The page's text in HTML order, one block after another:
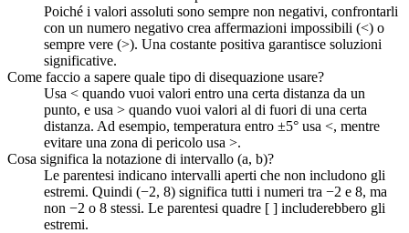
Poiché i valori assoluti sono sempre non negativi, confrontarli
con un numero negativo crea affermazioni impossibili (<) o
sempre vere (>). Una costante positiva garantisce soluzioni
significative.
Come faccio a sapere quale tipo di disequazione usare?
Usa < quando vuoi valori entro una certa distanza da un
punto, e usa > quando vuoi valori al di fuori di una certa
distanza. Ad esempio, temperatura entro ±5° usa <, mentre
evitare una zona di pericolo usa >.
Cosa significa la notazione di intervallo (a, b)?
Le parentesi indicano intervalli aperti che non includono gli
estremi. Quindi (−2, 8) significa tutti i numeri tra −2 e 8, ma
non −2 o 8 stessi. Le parentesi quadre [ ] includerebbero gli
estremi.